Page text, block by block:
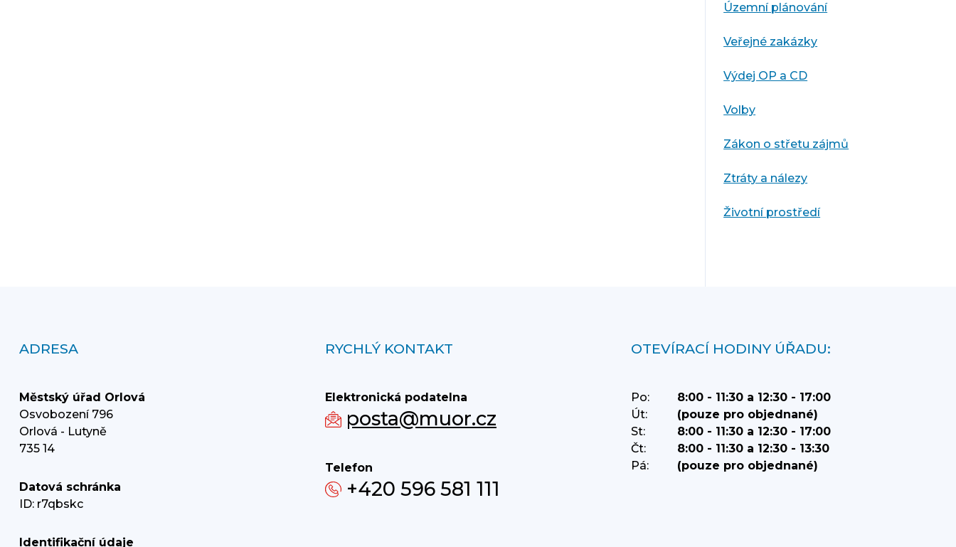
Územní plánování
Veřejné zakázky
Výdej OP a CD
Volby
Zákon o střetu zájmů
Ztráty a nálezy
Životní prostředí
ADRESA
Městský úřad Orlová
Osvobození 796
Orlová - Lutyně
735 14
Datová schránka
ID: r7qbskc
Identifikační údaje
RYCHLÝ KONTAKT
Elektronická podatelna
posta@muor.cz
Telefon
+420 596 581 111
OTEVÍRACÍ HODINY ÚŘADU:
Po:
8:00 - 11:30 a 12:30 - 17:00
Út:
(pouze pro objednané)
St:
8:00 - 11:30 a 12:30 - 17:00
Čt:
8:00 - 11:30 a 12:30 - 13:30
Pá:
(pouze pro objednané)